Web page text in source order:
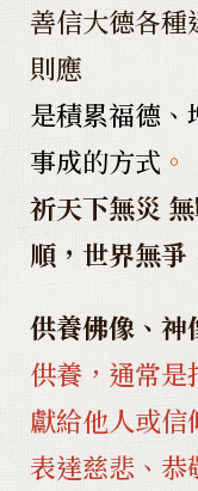
善信大德各種
則應
是積累福德、
事成的方式 。
祈天下無災
順，世界無爭
供養佛像、神
供養，通常
獻給他人或信
表達慈悲、恭